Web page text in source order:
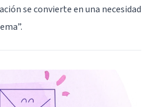
se convierte en una necesidad